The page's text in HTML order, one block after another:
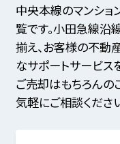
中央本線のマンシ
覧です。小田急線
揃え、お客様の不動
なサポートサービス
ご売却はもちろんの
気軽にご相談くださ